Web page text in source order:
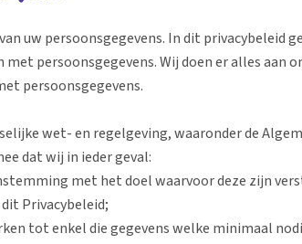
uw persoonsgegevens. In dit privacybeleid
persoonsgegevens. Wij doen er alles aan
persoonsgegevens.
wet- en regelgeving, waaronder de
dat wij in ieder geval:
met het doel waarvoor deze zijn
Privacybeleid;
tot enkel die gegevens welke minimaal